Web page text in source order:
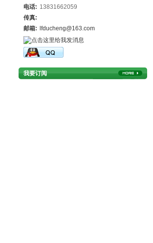
电话: 13831662059
传真:
邮箱:
lfducheng@163.com
我要订阅